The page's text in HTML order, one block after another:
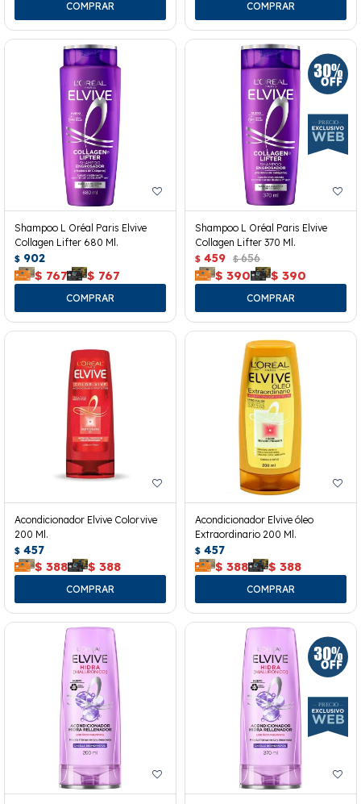
Shampoo L Oréal Paris Elvive
Collagen Lifter 680 Ml.
$ 902
$ 767 $ 767
Shampoo L Oréal Paris Elvive
Collagen Lifter 370 Ml.
$ 459 $ 656
$ 390 $ 390
Acondicionador Elvive Colorvive
200 Ml.
$ 457
$ 388 $ 388
Acondicionador Elvive óleo
Extraordinario 200 Ml.
$ 457
$ 388 $ 388